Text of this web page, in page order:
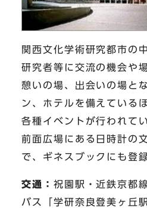
関西文化学術研究都市の
研究者等に交流の機会や
憩いの場、出会いの場と
ン、ホテルを備えている
各種イベントが行われて
前面広場にある日時計の
で、ギネスブックにも登
交通： 祝園駅・近鉄京都
バス「学研奈良登美ヶ丘